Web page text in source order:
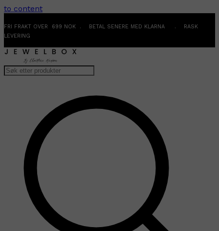
to content
FRI FRAKT OVER 699 NOK . BETAL SENERE MED KLARNA . RASK
LEVERING